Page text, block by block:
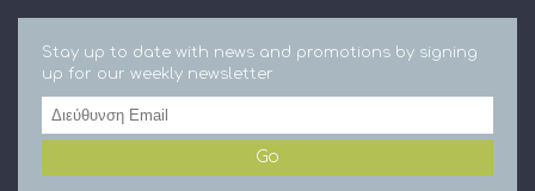
Stay up to date with news and promotions by signing
up for our weekly newsletter
Go